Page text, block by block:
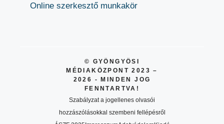
Online szerkesztő munkakör
© GYÖNGYÖSI
MÉDIAKÖZPONT 2023 –
2026 - MINDEN JOG
FENNTARTVA!
Szabályzat a jogellenes olvasói
hozzászólásokkal szembeni fellépésről